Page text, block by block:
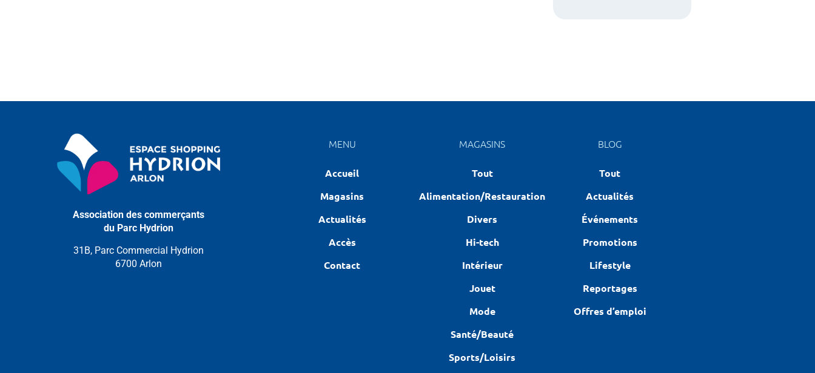
Association des commerçants
du Parc Hydrion
31B, Parc Commercial Hydrion
6700 Arlon
MENU
Accueil
Magasins
Actualités
Accès
Contact
MAGASINS
Tout
Alimentation/Restauration
Divers
Hi-tech
Intérieur
Jouet
Mode
Santé/Beauté
Sports/Loisirs
BLOG
Tout
Actualités
Événements
Promotions
Lifestyle
Reportages
Offres d’emploi